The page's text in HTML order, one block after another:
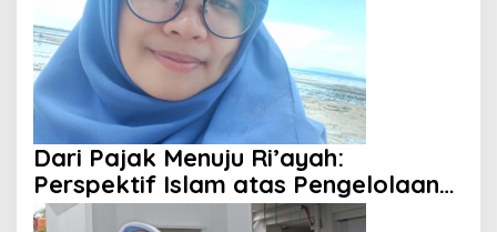
Dari Pajak Menuju Ri’ayah:
Perspektif Islam atas Pengelolaan
Keuangan Negara